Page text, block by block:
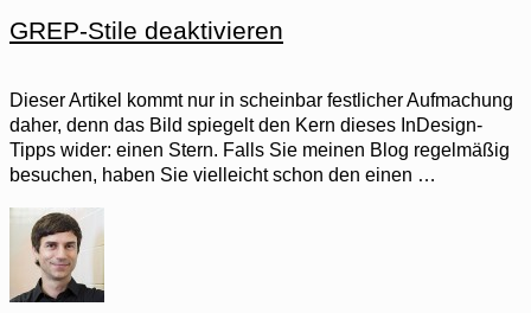
GREP-Stile deaktivieren
Dieser Artikel kommt nur in scheinbar festlicher Aufmachung
daher, denn das Bild spiegelt den Kern dieses InDesign-
Tipps wider: einen Stern. Falls Sie meinen Blog regelmäßig
besuchen, haben Sie vielleicht schon den einen …